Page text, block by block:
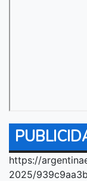
https://
2025/